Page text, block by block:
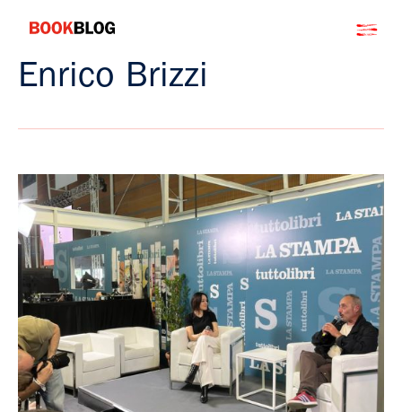
contenuto
Bookblog
Enrico Brizzi